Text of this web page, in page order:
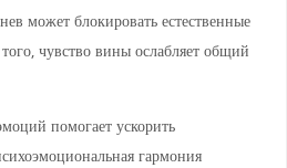
может блокировать естественные
чувство вины ослабляет общий
помогает ускорить
гармония